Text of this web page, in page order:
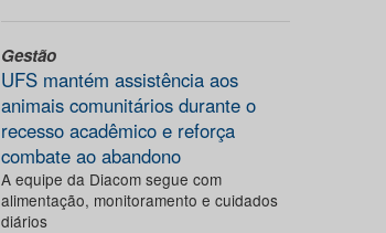
Gestão
UFS mantém assistência aos
animais comunitários durante o
recesso acadêmico e reforça
combate ao abandono
A equipe da Diacom segue com
alimentação, monitoramento e cuidados
diários